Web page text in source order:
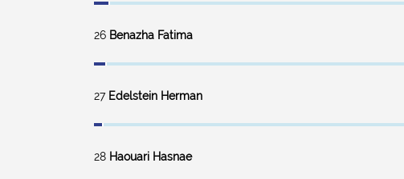
26 Benazha Fatima
27 Edelstein Herman
28 Haouari Hasnae